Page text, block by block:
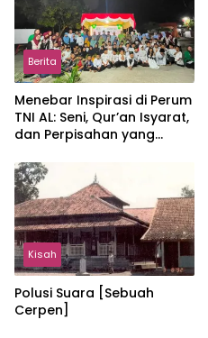
Berita
Menebar Inspirasi di Perum
TNI AL: Seni, Qur’an Isyarat,
dan Perpisahan yang
Kisah
Polusi Suara [Sebuah
Cerpen]